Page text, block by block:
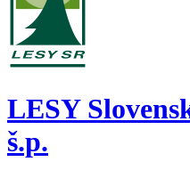
LESY
š.p.